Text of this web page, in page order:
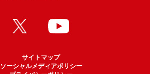
サイトマップ
ソーシャルメディアポリシー